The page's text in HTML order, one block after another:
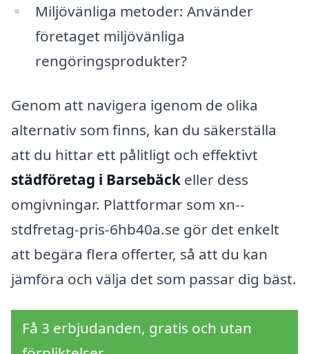
Miljövänliga metoder: Använder
företaget miljövänliga
rengöringsprodukter?
Genom att navigera igenom de olika
alternativ som finns, kan du säkerställa
att du hittar ett pålitligt och effektivt
städföretag i Barsebäck eller dess
omgivningar. Plattformar som xn--
stdfretag-pris-6hb40a.se gör det enkelt
att begära flera offerter, så att du kan
jämföra och välja det som passar dig bäst.
Få 3 erbjudanden, gratis och utan